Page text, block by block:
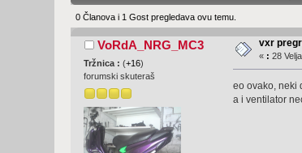
0 Članova i 1 Gost pregledava ovu temu.
VoRdA_NRG_MC3
Tržnica :(+16)
forumski skuteraš
vxr
« : 28
eo ovako, neki
a i ventilator